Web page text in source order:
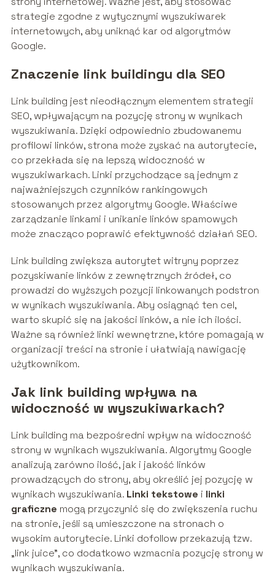
strategie zgodne z wytycznymi wyszukiwarek
internetowych, aby uniknąć kar od algorytmów
Google.
Znaczenie link buildingu dla SEO
Link building jest nieodłącznym elementem strategii
SEO, wpływającym na pozycję strony w wynikach
wyszukiwania. Dzięki odpowiednio zbudowanemu
profilowi linków, strona może zyskać na autorytecie,
co przekłada się na lepszą widoczność w
wyszukiwarkach. Linki przychodzące są jednym z
najważniejszych czynników rankingowych
stosowanych przez algorytmy Google. Właściwe
zarządzanie linkami i unikanie linków spamowych
może znacząco poprawić efektywność działań SEO.
Link building zwiększa autorytet witryny poprzez
pozyskiwanie linków z zewnętrznych źródeł, co
prowadzi do wyższych pozycji linkowanych podstron
w wynikach wyszukiwania. Aby osiągnąć ten cel,
warto skupić się na jakości linków, a nie ich ilości.
Ważne są również linki wewnętrzne, które pomagają w
organizacji treści na stronie i ułatwiają nawigację
użytkownikom.
Jak link building wpływa na
widoczność w wyszukiwarkach?
Link building ma bezpośredni wpływ na widoczność
strony w wynikach wyszukiwania. Algorytmy Google
analizują zarówno ilość, jak i jakość linków
prowadzących do strony, aby określić jej pozycję w
wynikach wyszukiwania. Linki tekstowe i linki
graficzne mogą przyczynić się do zwiększenia ruchu
na stronie, jeśli są umieszczone na stronach o
wysokim autorytecie. Linki dofollow przekazują tzw.
„link juice”, co dodatkowo wzmacnia pozycję strony w
wynikach wyszukiwania.